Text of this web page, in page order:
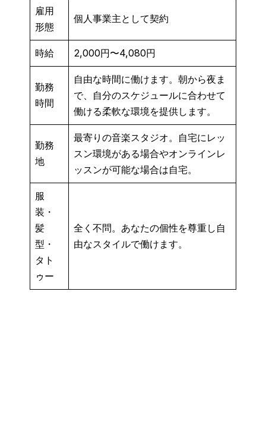
雇用
形態
個人事業主として契約
時給 2,000円〜4,080円
勤務
時間
自由な時間に働けます。朝から夜ま
で、自分のスケジュールに合わせて
働ける柔軟な環境を提供します。
勤務
地
最寄りの音楽スタジオ。自宅にレッ
スン環境がある場合やオンラインレ
ッスンが可能な場合は自宅。
服
装・
髪
型・
タト
ゥー
全く不問。あなたの個性を尊重し自
由なスタイルで働けます。